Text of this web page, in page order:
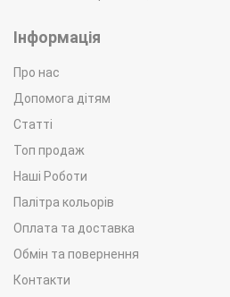
Інформація
Про нас
Допомога дітям
Статті
Топ продаж
Наші Роботи
Палітра кольорів
Оплата та доставка
Обмін та повернення
Контакти